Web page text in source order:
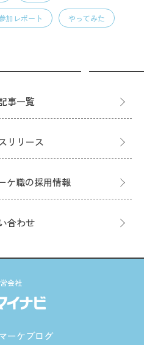
加レポート やってみた
事一覧
リリース
ケ職の採用情報
合わせ
会社
ーケブログ